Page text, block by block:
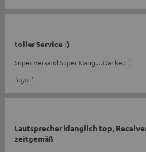
toller Service :)
Super Versand Super Klang....Danke :-)
Ingo J.
Lautsprecher klanglich top,
zeitgemäß